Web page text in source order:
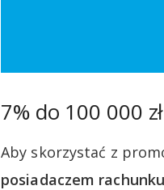
7% do 100 000 zł
Aby skorzystać z
posiadaczem